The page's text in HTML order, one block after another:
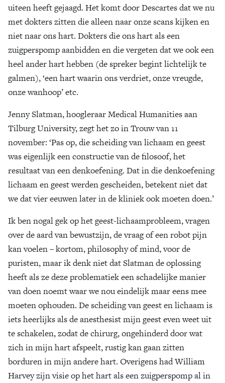
uiteen heeft gejaagd. Het komt door Descartes dat we nu
met dokters zitten die alleen naar onze scans kijken en
niet naar ons hart. Dokters die ons hart als een
zuigperspomp aanbidden en die vergeten dat we ook een
heel ander hart hebben (de spreker begint lichtelijk te
galmen), ‘een hart waarin ons verdriet, onze vreugde,
onze wanhoop’ etc.
Jenny Slatman, hoogleraar Medical Humanities aan
Tilburg University, zegt het zo in Trouw van 11
november: ‘Pas op, die scheiding van lichaam en geest
was eigenlijk een constructie van de filosoof, het
resultaat van een denkoefening. Dat in die denkoefening
lichaam en geest werden gescheiden, betekent niet dat
we dat vier eeuwen later in de kliniek ook moeten doen.’
Ik ben nogal gek op het geest-lichaamprobleem, vragen
over de aard van bewustzijn, de vraag of een robot pijn
kan voelen – kortom, philosophy of mind, voor de
puristen, maar ik denk niet dat Slatman de oplossing
heeft als ze deze problematiek een schadelijke manier
van doen noemt waar we nou eindelijk maar eens mee
moeten ophouden. De scheiding van geest en lichaam is
iets heerlijks als de anesthesist mijn geest even weet uit
te schakelen, zodat de chirurg, ongehinderd door wat
zich in mijn hart afspeelt, rustig kan gaan zitten
borduren in mijn andere hart. Overigens had William
Harvey zijn visie op het hart als een zuigperspomp al in